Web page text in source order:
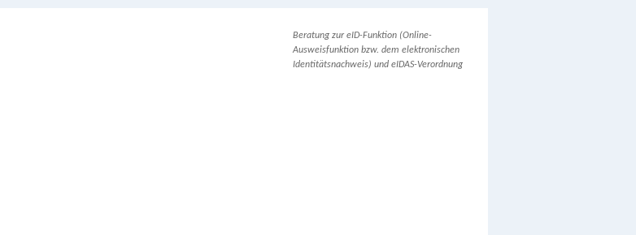
Beratung zur eID-Funktion (Online-
Ausweisfunktion bzw. dem elektronischen
Identitätsnachweis) und eIDAS-Verordnung